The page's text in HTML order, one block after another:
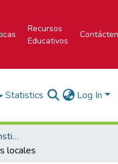
Recursos
Educativos
Statistics Log In
Portal de Revistas del Instituto Tecnológico de Costa Rica
locales